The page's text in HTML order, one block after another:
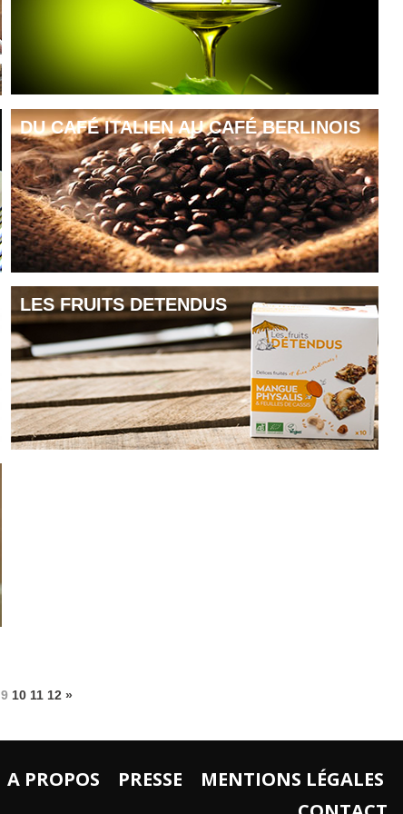
DU CAFÉ ITALIEN AU CAFÉ BERLINOIS
LES FRUITS DETENDUS
9 10 11 12 »
A PROPOS PRESSE MENTIONS LÉGALES